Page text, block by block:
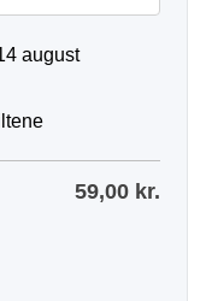
august
59,00 kr.